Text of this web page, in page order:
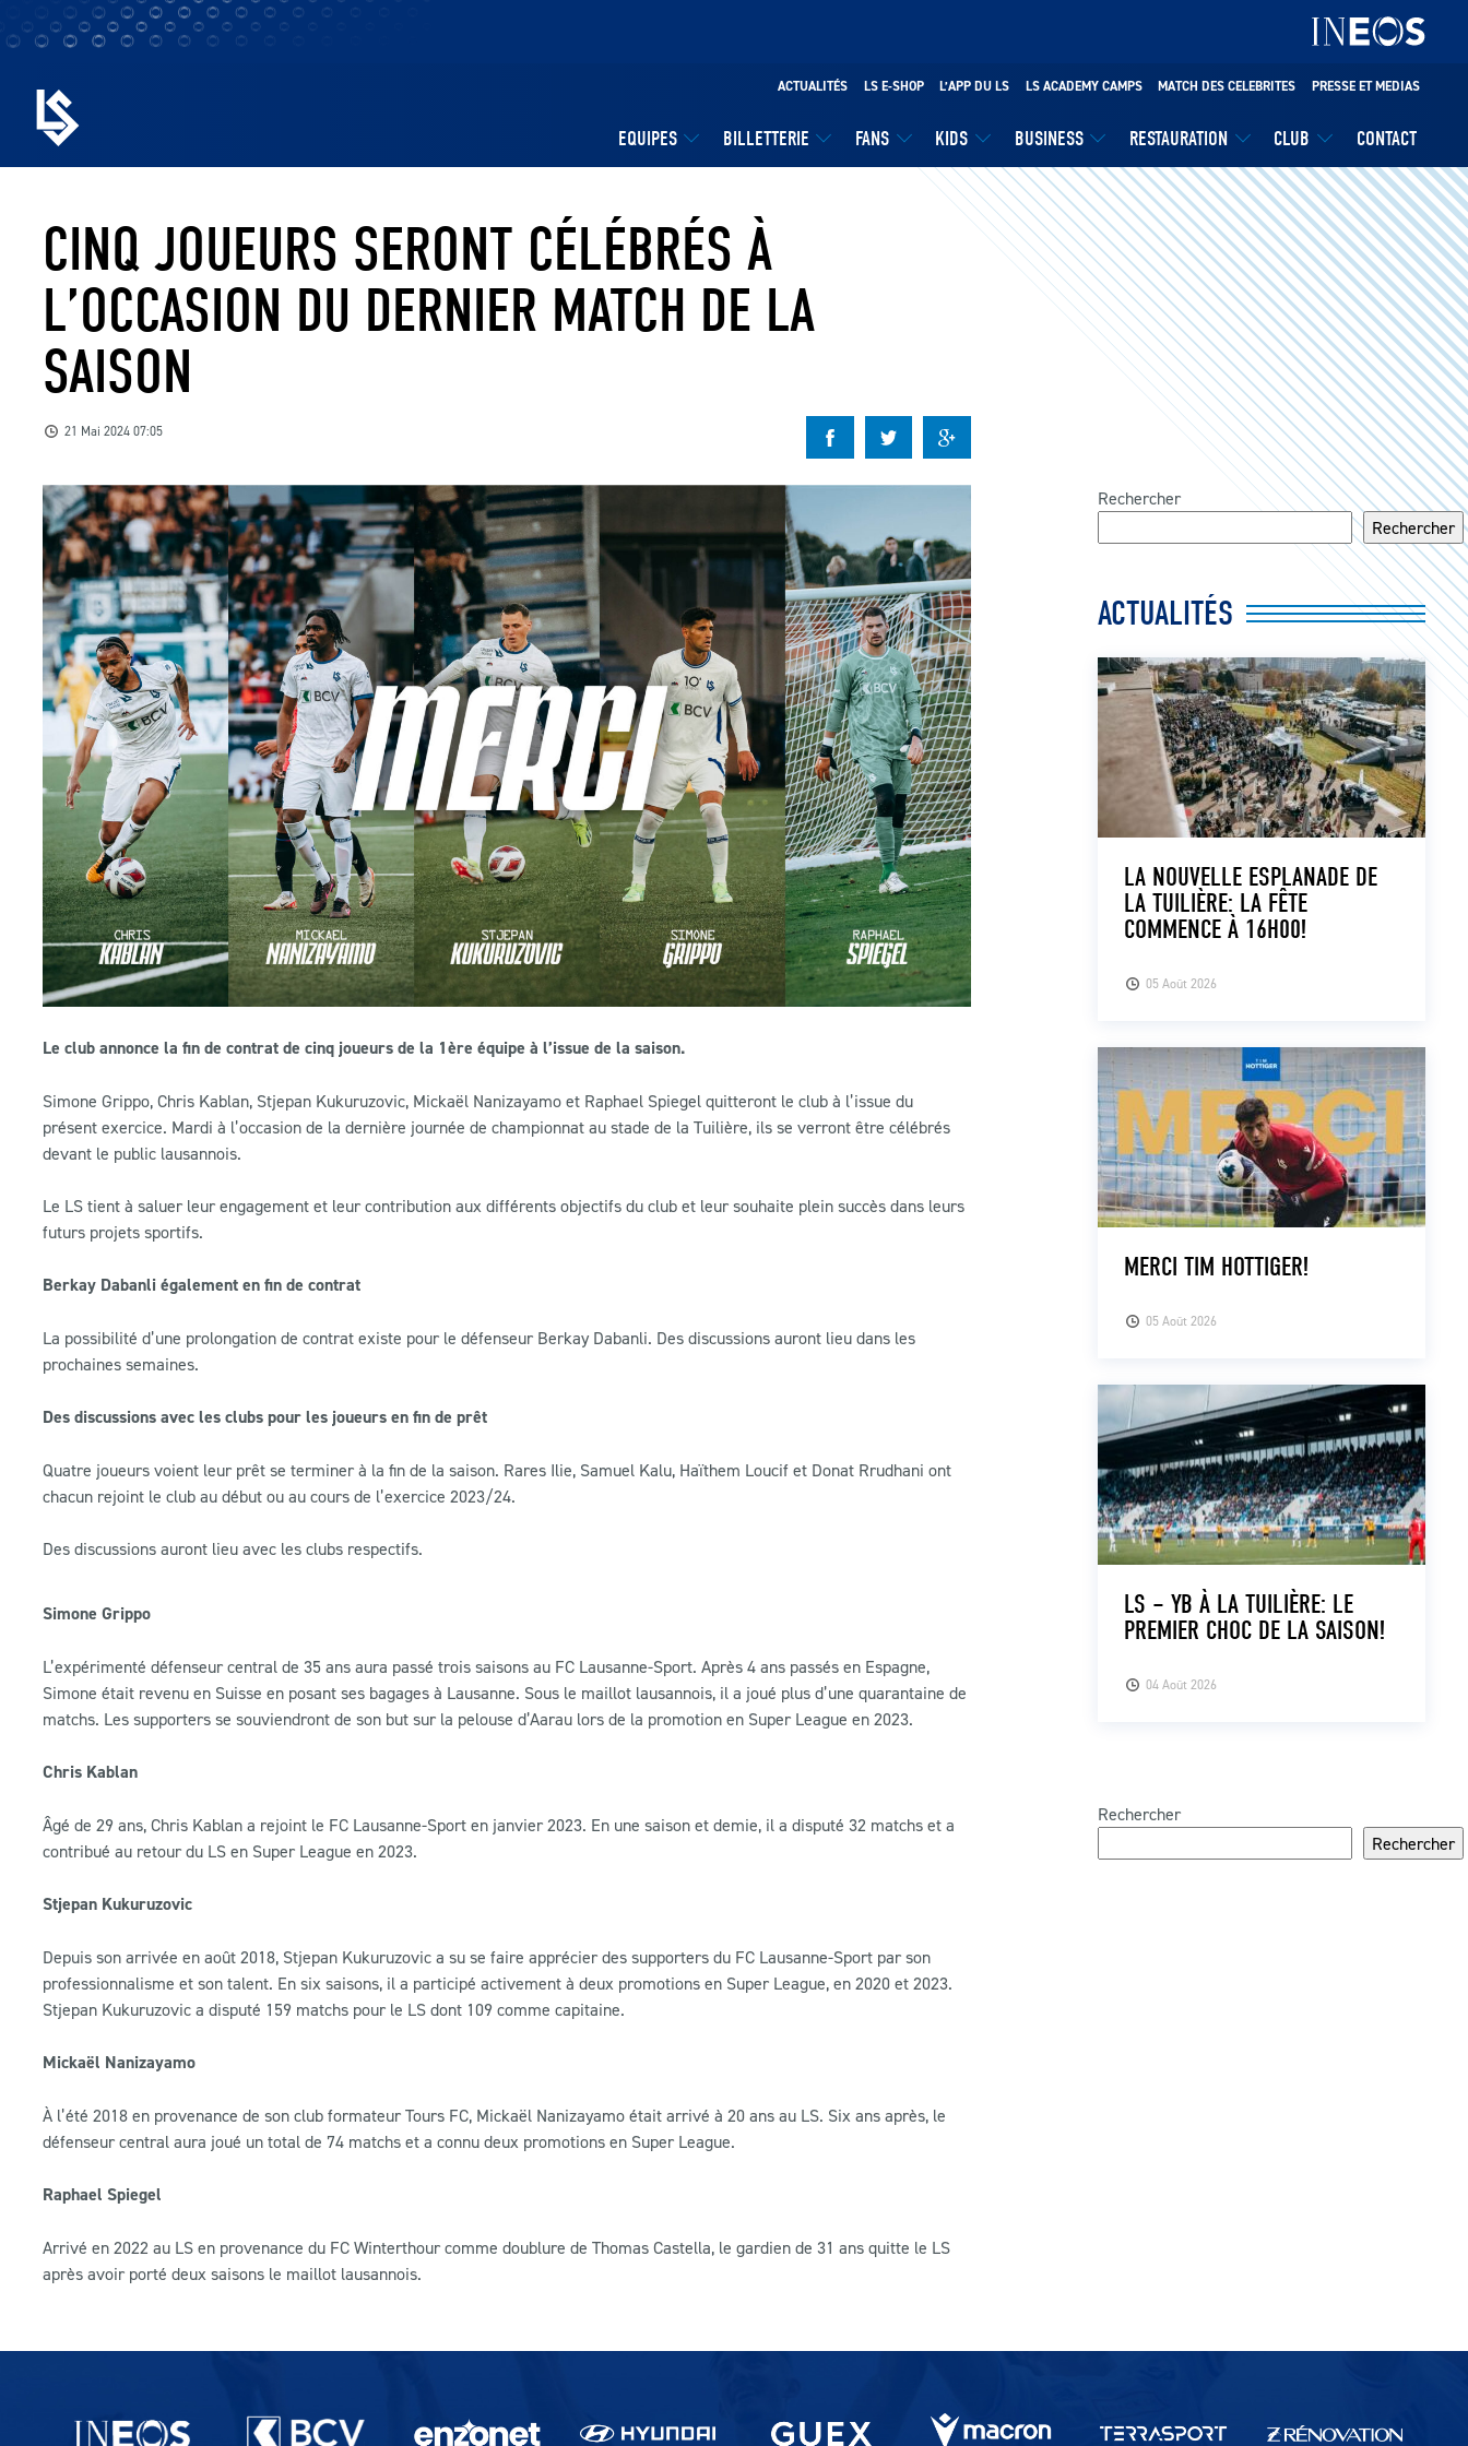
EQUIPES BILLETTERIE FANS KIDS BUSINESS RESTAURATION CLUB CONTACT
ACTUALITÉS LS E-SHOP L’APP DU LS LS ACADEMY CAMPS MATCH DES CELEBRITES PRESSE ET MEDIAS
CINQ JOUEURS SERONT CÉLÉBRÉS À
L’OCCASION DU DERNIER MATCH DE LA
SAISON
21 Mai 2024 07:05
Le club annonce la fin de contrat de cinq joueurs de la 1ère équipe à l’issue de la saison.
Simone Grippo, Chris Kablan, Stjepan Kukuruzovic, Mickaël Nanizayamo et Raphael Spiegel quitteront le club à l’issue du
présent exercice. Mardi à l’occasion de la dernière journée de championnat au stade de la Tuilière, ils se verront être célébrés
devant le public lausannois.
Le LS tient à saluer leur engagement et leur contribution aux différents objectifs du club et leur souhaite plein succès dans leurs
futurs projets sportifs.
Berkay Dabanli également en fin de contrat
La possibilité d’une prolongation de contrat existe pour le défenseur Berkay Dabanli. Des discussions auront lieu dans les
prochaines semaines.
Des discussions avec les clubs pour les joueurs en fin de prêt
Quatre joueurs voient leur prêt se terminer à la fin de la saison. Rares Ilie, Samuel Kalu, Haïthem Loucif et Donat Rrudhani ont
chacun rejoint le club au début ou au cours de l’exercice 2023/24.
Des discussions auront lieu avec les clubs respectifs.
Simone Grippo
L’expérimenté défenseur central de 35 ans aura passé trois saisons au FC Lausanne-Sport. Après 4 ans passés en Espagne,
Simone était revenu en Suisse en posant ses bagages à Lausanne. Sous le maillot lausannois, il a joué plus d’une quarantaine de
matchs. Les supporters se souviendront de son but sur la pelouse d’Aarau lors de la promotion en Super League en 2023.
Chris Kablan
Âgé de 29 ans, Chris Kablan a rejoint le FC Lausanne-Sport en janvier 2023. En une saison et demie, il a disputé 32 matchs et a
contribué au retour du LS en Super League en 2023.
Stjepan Kukuruzovic
Depuis son arrivée en août 2018, Stjepan Kukuruzovic a su se faire apprécier des supporters du FC Lausanne-Sport par son
professionnalisme et son talent. En six saisons, il a participé activement à deux promotions en Super League, en 2020 et 2023.
Stjepan Kukuruzovic a disputé 159 matchs pour le LS dont 109 comme capitaine.
Mickaël Nanizayamo
À l’été 2018 en provenance de son club formateur Tours FC, Mickaël Nanizayamo était arrivé à 20 ans au LS. Six ans après, le
défenseur central aura joué un total de 74 matchs et a connu deux promotions en Super League.
Raphael Spiegel
Arrivé en 2022 au LS en provenance du FC Winterthour comme doublure de Thomas Castella, le gardien de 31 ans quitte le LS
après avoir porté deux saisons le maillot lausannois.
Rechercher
Rechercher
ACTUALITÉS
05 Août 2026
LA NOUVELLE ESPLANADE DE
LA TUILIÈRE: LA FÊTE
COMMENCE À 16H00!
05 Août 2026
MERCI TIM HOTTIGER!
04 Août 2026
LS – YB À LA TUILIÈRE: LE
PREMIER CHOC DE LA SAISON!
Rechercher
Rechercher
Partenaires du lausanne-Sport